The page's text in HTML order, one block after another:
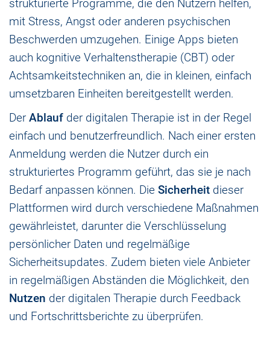
strukturierte Programme, die den Nutzern helfen,
mit Stress, Angst oder anderen psychischen
Beschwerden umzugehen. Einige Apps bieten
auch kognitive Verhaltenstherapie (CBT) oder
Achtsamkeitstechniken an, die in kleinen, einfach
umsetzbaren Einheiten bereitgestellt werden.
Der Ablauf der digitalen Therapie ist in der Regel
einfach und benutzerfreundlich. Nach einer ersten
Anmeldung werden die Nutzer durch ein
strukturiertes Programm geführt, das sie je nach
Bedarf anpassen können. Die Sicherheit dieser
Plattformen wird durch verschiedene Maßnahmen
gewährleistet, darunter die Verschlüsselung
persönlicher Daten und regelmäßige
Sicherheitsupdates. Zudem bieten viele Anbieter
in regelmäßigen Abständen die Möglichkeit, den
Nutzen der digitalen Therapie durch Feedback
und Fortschrittsberichte zu überprüfen.